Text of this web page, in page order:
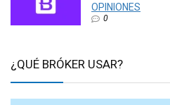
OPINIONES
0
¿QUÉ BRÓKER USAR?